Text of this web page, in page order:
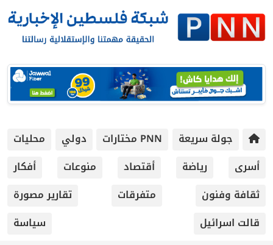
جولة سريعة PNN مختارات دولي
محليات
أسرى
رياضة أقتصاد منوعات
أفكار
ثقافة وفنون
متفرقات
تقارير مصورة
قالت اسرائيل
سياسة